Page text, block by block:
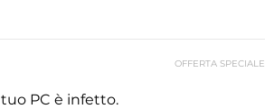
OFFERTA SPECIALE
PC è infetto.